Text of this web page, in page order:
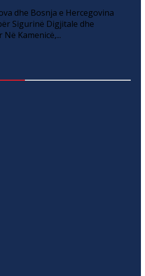
dhe Bosnja e Hercegovina
Sigurinë Digjitale dhe
Kamenicë,...